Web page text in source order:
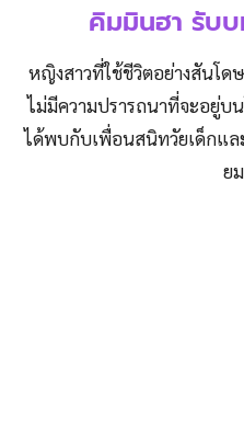
คิมมินฮา รับ
หญิงสาวที่ใช้ชีวิตอย่างสันโด
ไม่มีความปรารถนาที่จะอยู่บ
ได้พบกับเพื่อนสนิทวัยเด็กแล
ย